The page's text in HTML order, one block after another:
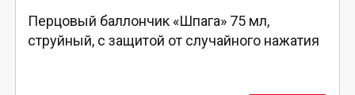
Перцовый баллончик «Шпага» 75 мл,
струйный, с защитой от случайного нажатия